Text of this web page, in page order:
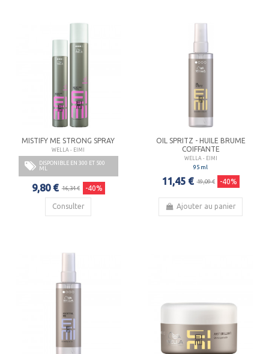
MISTIFY ME STRONG SPRAY
WELLA - EIMI
DISPONIBLE EN 300 ET 500
ML
9,80 € 16,34 € -40%
Consulter
OIL SPRITZ - HUILE BRUME
COIFFANTE
WELLA - EIMI
95 ml
11,45 € 19,09 € -40%
Ajouter au panier